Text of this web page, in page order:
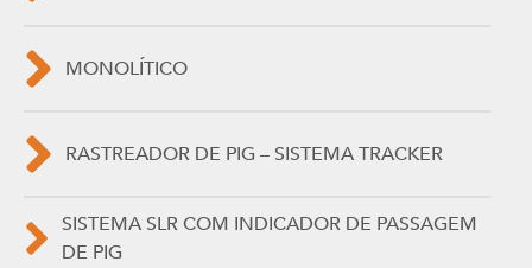
MONOLÍTICO
RASTREADOR DE PIG – SISTEMA TRACKER
SISTEMA SLR COM INDICADOR DE PASSAGEM
DE PIG